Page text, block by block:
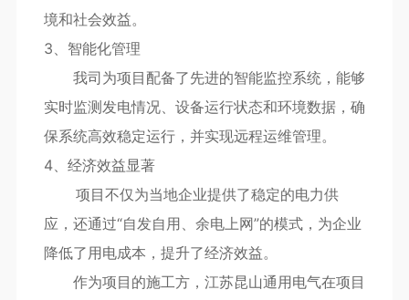
境和社会效益。
3、智能化管理
我司为项目配备了先进的智能监控系统，能够
实时监测发电情况、设备运行状态和环境数据，确
保系统高效稳定运行，并实现远程运维管理。
4、经济效益显著
项目不仅为当地企业提供了稳定的电力供
应，还通过“自发自用、余电上网”的模式，为企业
降低了用电成本，提升了经济效益。
作为项目的施工方，江苏昆山通用电气在项目